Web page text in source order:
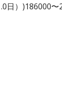
日）)186000〜